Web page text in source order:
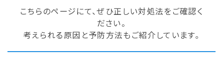
こちらのページにて、ぜひ正しい対処法をご確認く
ださい。
考えられる原因と予防方法もご紹介しています。